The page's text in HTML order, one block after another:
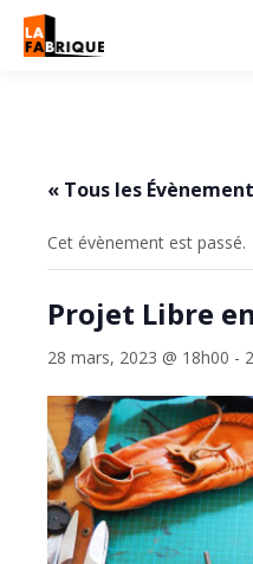
« Tous les
Cet évènement est passé.
Projet Libre
28 mars, 2023 @ 18h00 -